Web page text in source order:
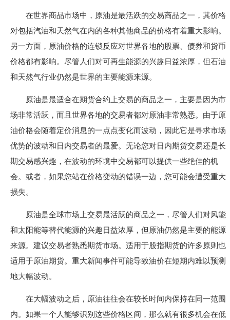
在世界商品市场中，原油是最活跃的交易商品之一，其价格
对包括汽油和天然气在内的各种其他商品的价格有着重大影响。
另一方面，原油价格的连锁反应对世界各地的股票、债券和货币
价格都有影响。尽管人们对可再生能源的兴趣日益浓厚，但石油
和天然气行业仍然是世界的主要能源来源。
原油是最适合在期货合约上交易的商品之一，主要是因为市
场非常活跃，而且世界各地的交易者都对原油非常熟悉。由于原
油价格会随着定价消息的一点点变化而波动，因此它是寻求市场
优势的波动和日内交易者的最爱。无论您对日内期货交易还是长
期交易感兴趣，在波动的环境中交易都可以提供一些绝佳的机
会。或者，如果您站在价格变动的错误一边，您可能会遭受重大
损失。
原油是全球市场上交易最活跃的商品之一，尽管人们对风能
和太阳能等替代能源的兴趣日益浓厚，但原油仍然是主要的能源
来源。建议交易者熟悉期货市场。适用于股指期货的许多原则也
适用于原油期货。重大新闻事件可能导致油价在短期内难以预测
地大幅波动。
在大幅波动之后，原油往往会在较长时间内保持在同一范围
内。如果一个人能够识别这些价格区间，那么就有很多机会在低